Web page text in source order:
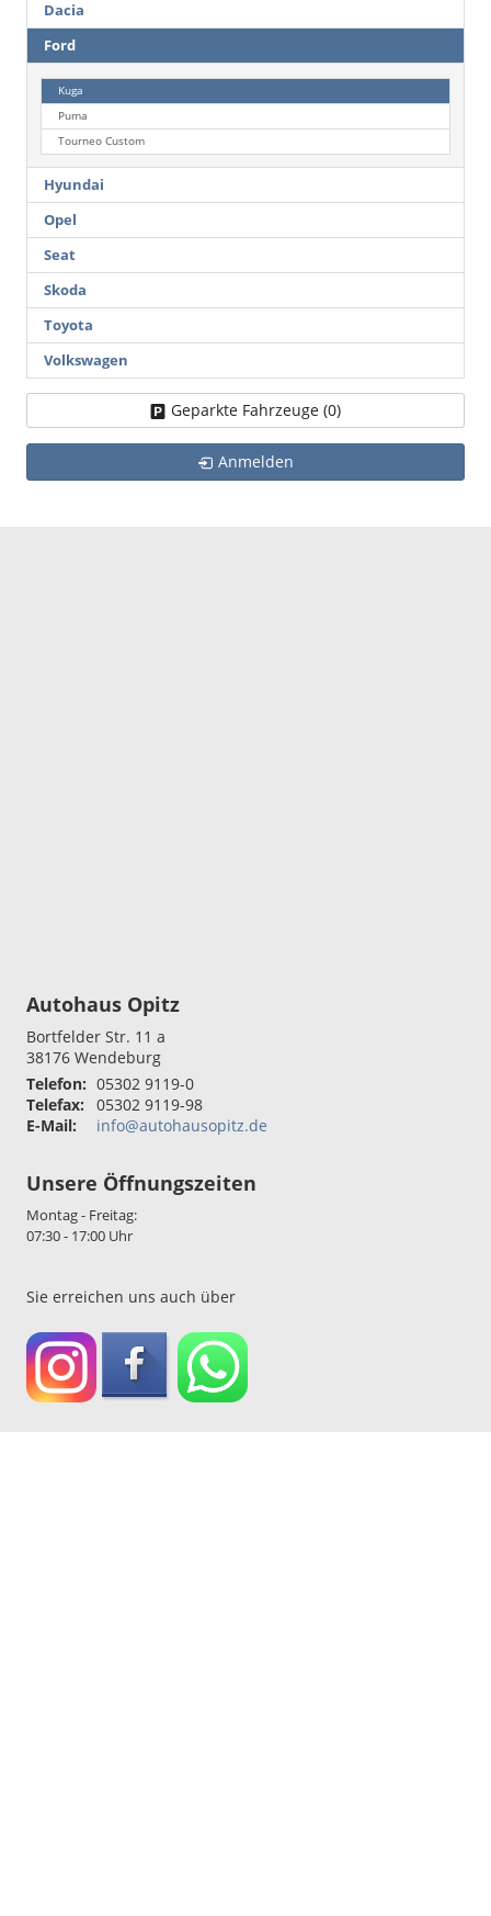
Dacia
Ford
Kuga
Puma
Tourneo Custom
Hyundai
Opel
Seat
Skoda
Toyota
Volkswagen
Geparkte Fahrzeuge (0)
Anmelden
Autohaus Opitz
Bortfelder Str. 11 a
38176 Wendeburg
Telefon: 05302 9119-0
Telefax:
05302 9119-98
E-Mail:
info@autohausopitz.de
Unsere Öffnungszeiten
Montag - Freitag:
07:30 - 17:00 Uhr
Sie erreichen uns auch über